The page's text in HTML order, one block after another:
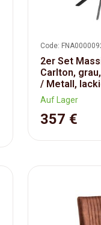
Code:
2er Set
Carlton,
/ Metall,
Auf Lager
357 €